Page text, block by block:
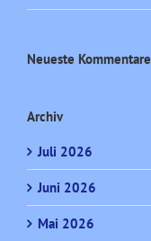
Neueste Kommentare
Archiv
Juli 2026
Juni 2026
Mai 2026